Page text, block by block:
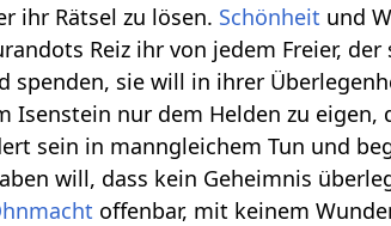
ihr Rätsel zu lösen. Schönheit und
Reiz ihr von jedem Freier,
sie will in ihrer
Isenstein nur dem Helden zu eigen,
sein in manngleichem Tun und
will, dass kein Geheimnis
offenbar, mit keinem